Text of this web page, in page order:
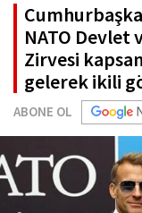
NATO Devlet
Zirvesi
gelerek ikili
ABONE OL